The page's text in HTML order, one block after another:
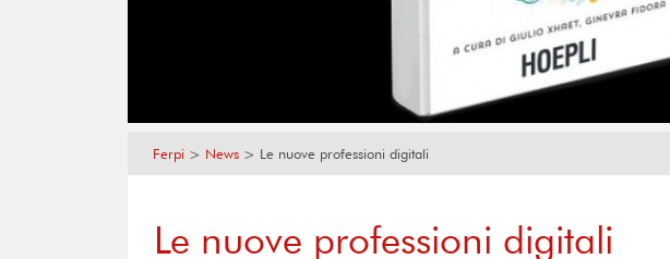
Ferpi > News > Le nuove professioni digitali
Le nuove professioni digitali